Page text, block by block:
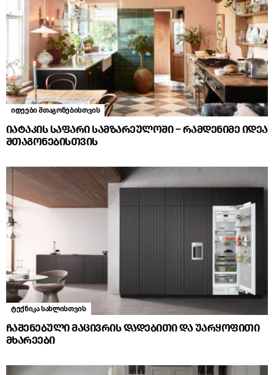
იდეები შთაგონებისთვის
იატაკის საფარი სამზარეულოში – რამდენიმე იდეა
შთაგონებისთვის
ტექნიკა სახლისთვის
ჩაშენებული მაცივრის დადებითი და უარყოფითი
მხარეები